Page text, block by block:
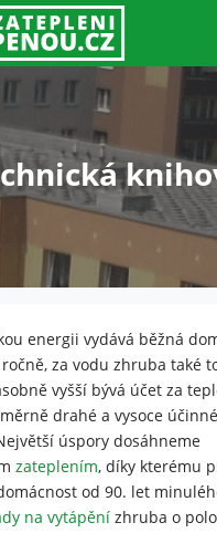
energii vydává běžná
za vodu zhruba také
vyšší bývá účet za
drahé a vysoce
úspory dosáhneme
zateplením, díky kterému
od 90. let
na vytápění zhruba oNutné